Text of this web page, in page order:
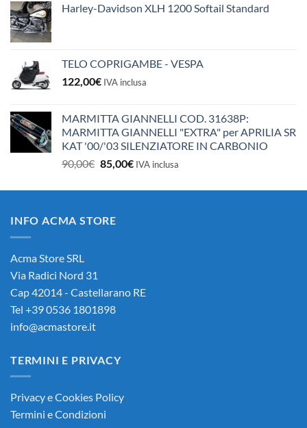
Harley-Davidson XLH 1200 Softail Standard
TELO COPRIGAMBE - VESPA
122,00€ IVA inclusa
MARMITTA GIANNELLI COD. 31638P:
MARMITTA GIANNELLI "EXTRA" per APRILIA SR
KAT '00/'03 SILENZIATORE IN CARBONIO
90,00€ Il
originale
90,00€.
85,00€Il
attuale
IVA inclusa
INFO ACMA STORE
Acma Store SRL
Via Radici Nord 31
Cap 42014 - Castellarano RE
Tel +39 0536 1801898
info@acmastore.it
TERMINI E PRIVACY
Privacy e Cookies Policy
Termini e Condizioni